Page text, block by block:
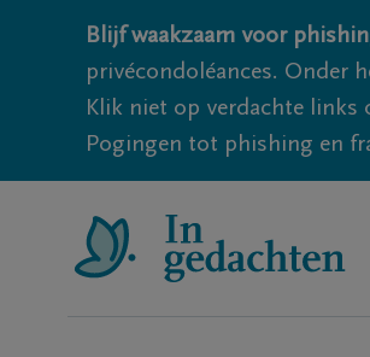
Blijf waakzaam voor
privécondoléances. Onder
Klik niet op verdachte links
Pogingen tot phishing en